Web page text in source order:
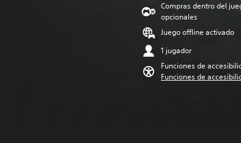
Compras dentro del
opcionales
Juego offline activado
1 jugador
Funciones de
Funciones de